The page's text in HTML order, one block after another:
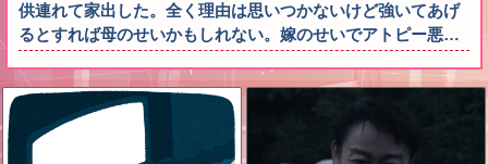
供連れて家出した。全く理由は思いつかないけど強いてあげ
るとすれば母のせいかもしれない。嫁のせいでアトピー悪…